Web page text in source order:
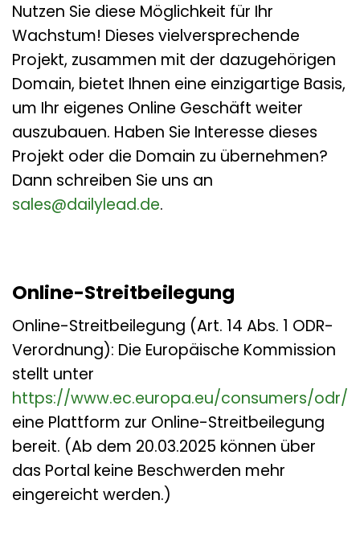
Nutzen Sie diese Möglichkeit für Ihr
Wachstum! Dieses vielversprechende
Projekt, zusammen mit der dazugehörigen
Domain, bietet Ihnen eine einzigartige Basis,
um Ihr eigenes Online Geschäft weiter
auszubauen. Haben Sie Interesse dieses
Projekt oder die Domain zu übernehmen?
Dann schreiben Sie uns an
sales@dailylead.de.
Online-Streitbeilegung
Online-Streitbeilegung (Art. 14 Abs. 1 ODR-
Verordnung): Die Europäische Kommission
stellt unter
https://www.ec.europa.eu/consumers/odr/
eine Plattform zur Online-Streitbeilegung
bereit. (Ab dem 20.03.2025 können über
das Portal keine Beschwerden mehr
eingereicht werden.)